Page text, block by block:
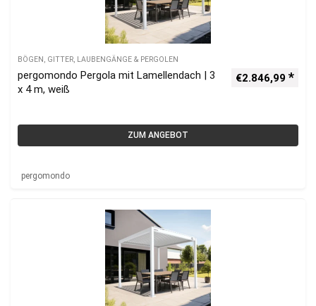
BÖGEN, GITTER, LAUBENGÄNGE & PERGOLEN
pergomondo Pergola mit Lamellendach | 3
x 4 m, weiß
€2.846,99
ZUM ANGEBOT
pergomondo